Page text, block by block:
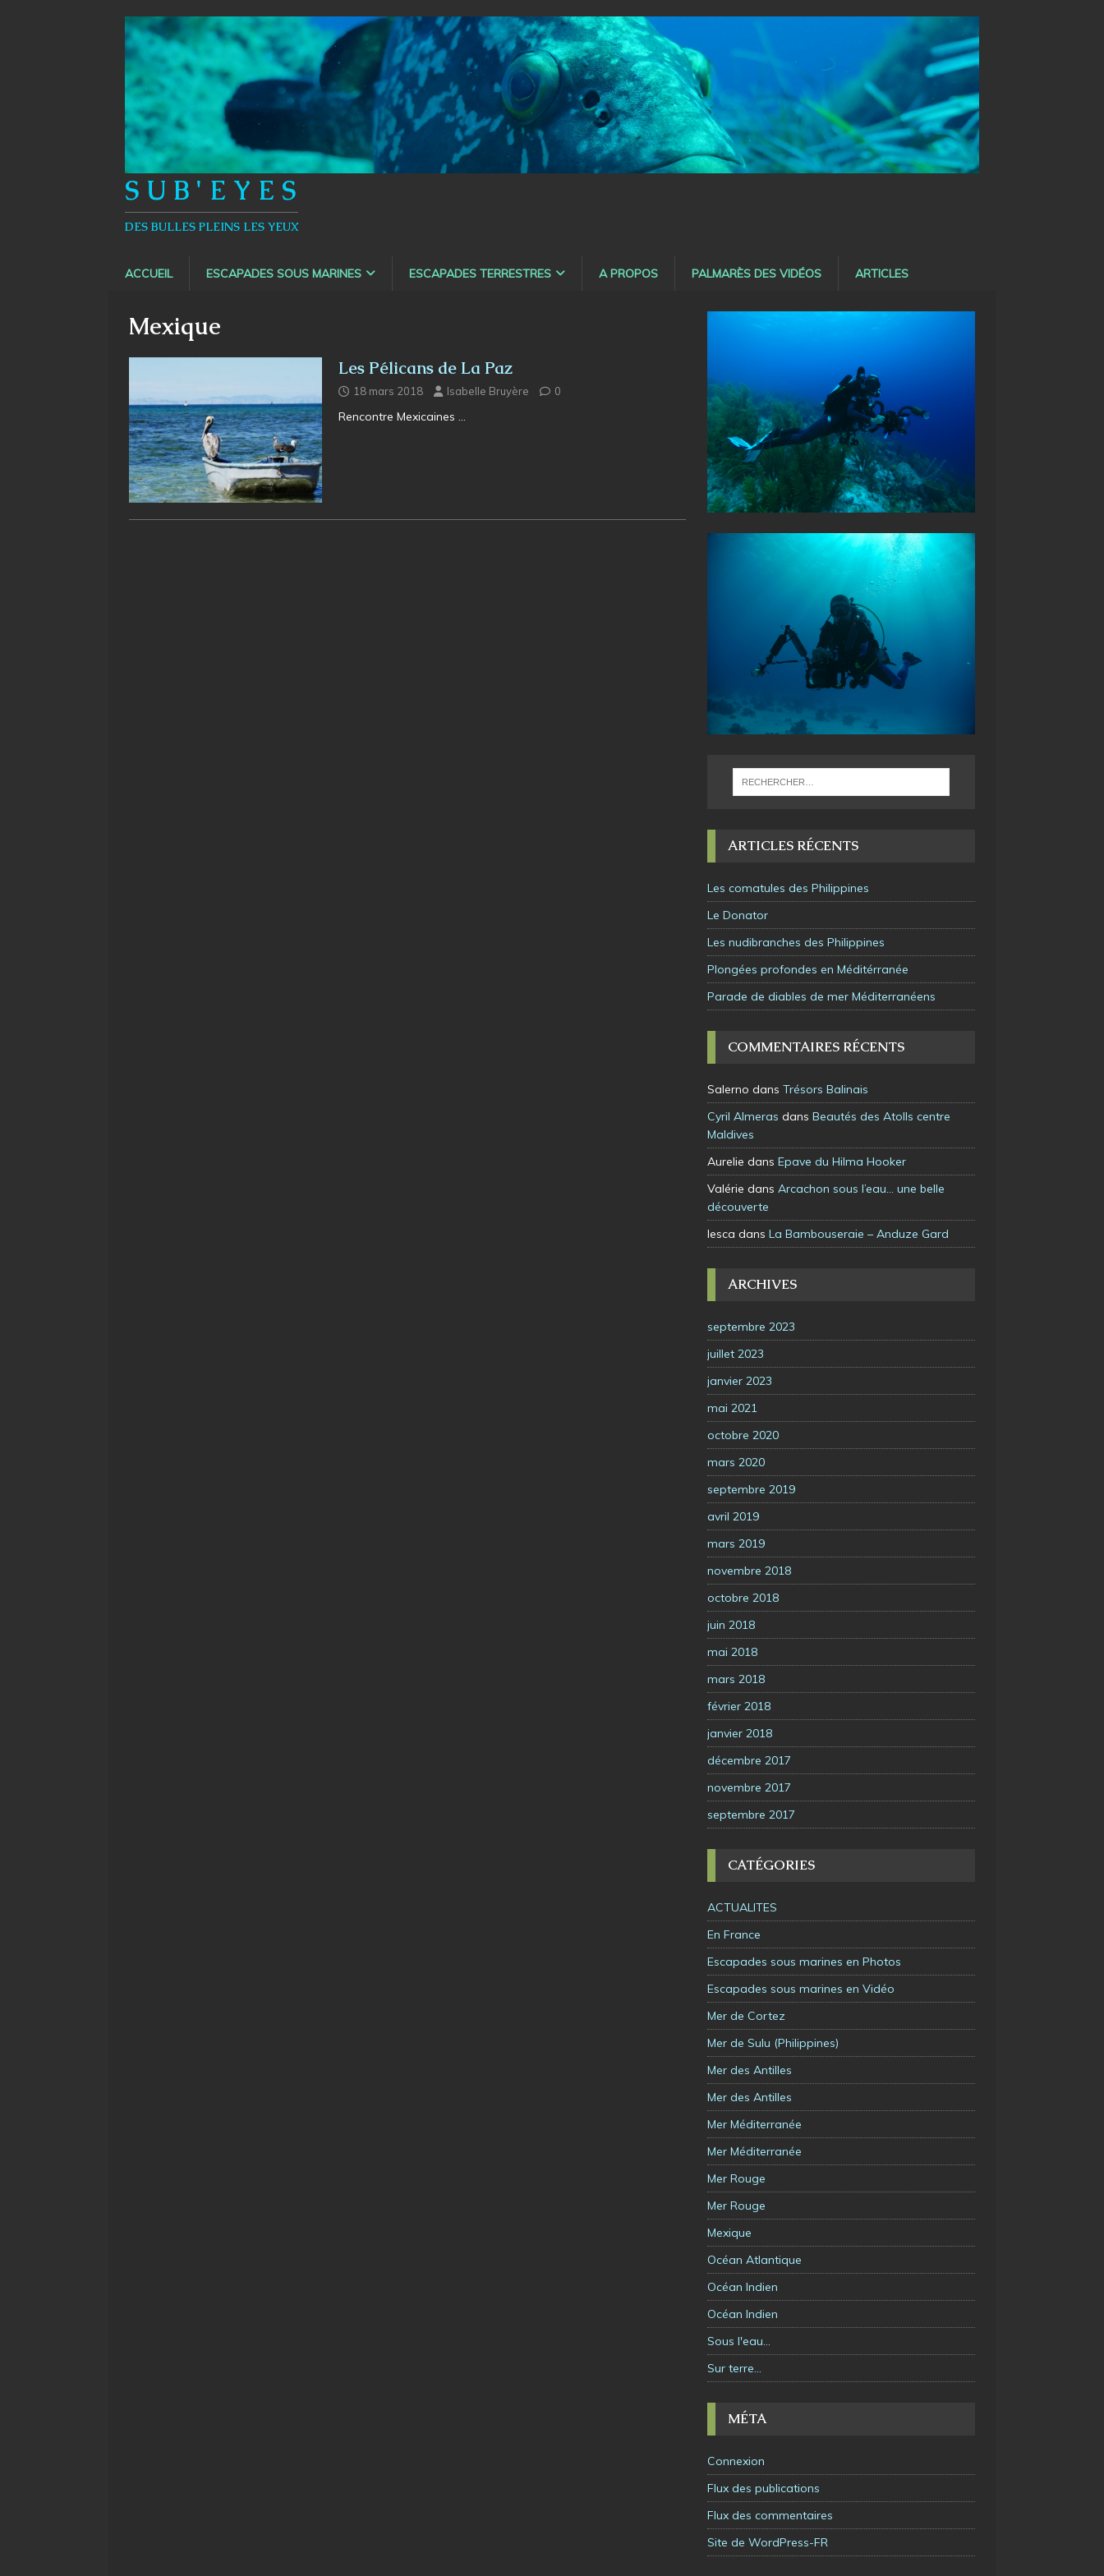
S U B ' E Y E S
DES BULLES PLEINS LES YEUX
ACCUEIL ESCAPADES SOUS MARINES ESCAPADES TERRESTRES A PROPOS PALMARÈS DES VIDÉOS ARTICLES
Mexique
Les Pélicans de La Paz
18 mars 2018 Isabelle Bruyère 0
Rencontre Mexicaines …
ARTICLES RÉCENTS
Les comatules des Philippines
Le Donator
Les nudibranches des Philippines
Plongées profondes en Méditérranée
Parade de diables de mer Méditerranéens
COMMENTAIRES RÉCENTS
Salerno dans Trésors Balinais
Cyril Almeras dans Beautés des Atolls centre
Maldives
Aurelie dans Epave du Hilma Hooker
Valérie dans Arcachon sous l’eau… une belle
découverte
lesca dans La Bambouseraie – Anduze Gard
ARCHIVES
septembre 2023
juillet 2023
janvier 2023
mai 2021
octobre 2020
mars 2020
septembre 2019
avril 2019
mars 2019
novembre 2018
octobre 2018
juin 2018
mai 2018
mars 2018
février 2018
janvier 2018
décembre 2017
novembre 2017
septembre 2017
CATÉGORIES
ACTUALITES
En France
Escapades sous marines en Photos
Escapades sous marines en Vidéo
Mer de Cortez
Mer de Sulu (Philippines)
Mer des Antilles
Mer des Antilles
Mer Méditerranée
Mer Méditerranée
Mer Rouge
Mer Rouge
Mexique
Océan Atlantique
Océan Indien
Océan Indien
Sous l'eau…
Sur terre…
MÉTA
Connexion
Flux des publications
Flux des commentaires
Site de WordPress-FR